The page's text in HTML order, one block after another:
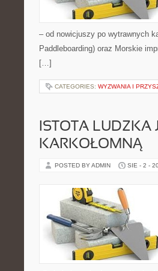
– od nowicjuszy po wytrawnych
Paddleboarding) oraz Morskie
[…]
CATEGORIES: WYZWANIA I
ISTOTA LUDZKA
KARKOŁOMNĄ
POSTED BY ADMIN SIE - 2 -